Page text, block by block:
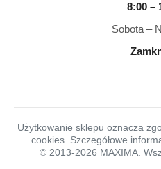
8:00 –
Sobota –
Użytkowanie sklepu oznacza
cookies. Szczegółowe
© 2013-2026 MAXIMA.